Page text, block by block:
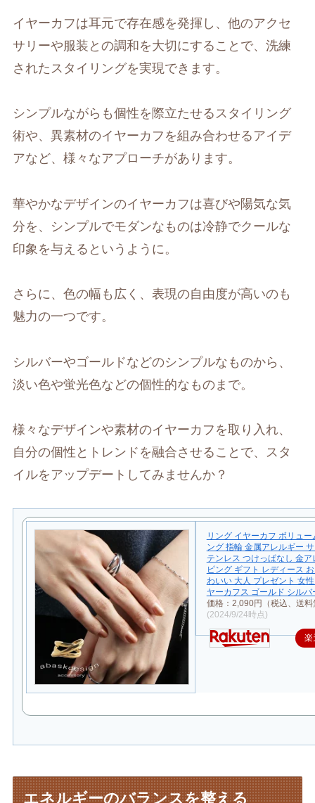
イヤーカフは耳元で存在感を発揮し、他のアクセ
サリーや服装との調和を大切にすることで、洗練
されたスタイリングを実現できます。
シンプルながらも個性を際立たせるスタイリング
術や、異素材のイヤーカフを組み合わせるアイデ
アなど、様々なアプローチがあります。
華やかなデザインのイヤーカフは喜びや陽気な気
分を、シンプルでモダンなものは冷静でクールな
印象を与えるというように。
さらに、色の幅も広く、表現の自由度が高いのも
魅力の一つです。
シルバーやゴールドなどのシンプルなものから、
淡い色や蛍光色などの個性的なものまで。
様々なデザインや素材のイヤーカフを取り入れ、
自分の個性とトレンドを融合させることで、スタ
イルをアップデートしてみませんか？
リング イヤーカフ ボリュー
ング 指輪 金属アレルギー
テンレス つけっぱなし 金ア
ピング ギフト レディース
わいい 大人 プレゼント 女
ヤーカフス ゴールド シルバ
価格：2,090円（税込、送料
(2024/9/24時点)
楽
エネルギーのバランスを整える